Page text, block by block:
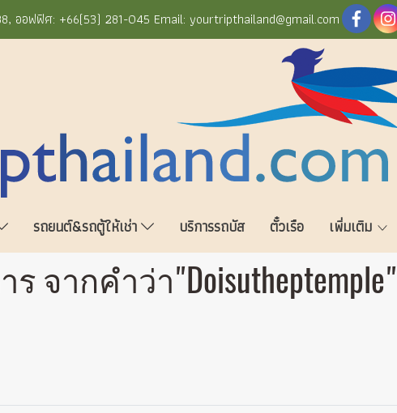
ออฟฟิศ: +66(53) 281-045 Email: yourtripthailand@gmail.com
รถยนต์&รถตู้ให้เช่า บริการรถบัส ตั๋วเรือ เพิ่มเติม
จากคำว่า"Doisutheptemple"